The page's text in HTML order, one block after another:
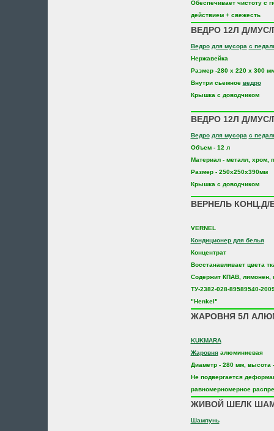
Обеспечивает чистоту с
действием + свежесть
ВЕДРО 12Л Д/
Ведро для мусора с
Нержавейка
Размер -280 х 220 х 300
Внутри сьемное ведро
Крышка с доводчиком
ВЕДРО 12Л Д/
Ведро для мусора с
Объем - 12 л
Материал - металл, хром,
Размер - 250х250х390мм
Крышка с доводчиком
ВЕРНЕЛЬ КОНЦ.Д/
VERNEL
Кондиционер для белья
Концентрат
Восстанавливает цвета
Содержит КПАВ, лимонен,
ТУ-2382-028-89589540-
"Henkel"
ЖАРОВНЯ 5Л
KUKMARA
Жаровняалюминиевая
Диаметр - 280 мм, высота
Не подвергается
равномерномерное
ЖИВОЙ ШЕЛК
Шампунь